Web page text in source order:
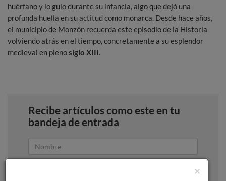
huérfano y lo guio durante su infancia, algo que dejó una
profunda huella en su actitud como monarca. Desde hace años,
el municipio de Monzón recuerda este episodio de la Historia
volviendo atrás en el tiempo, concretamente a su esplendor
medieval en plenosiglo XIII.
Recibe artículos como este en tu
bandeja de entrada
×